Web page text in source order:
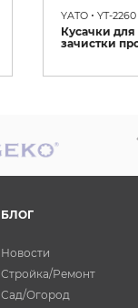
YATO •YT-2260
Кусачки
зачистки
БЛОГ
Новости
Стройка/Ремонт
Сад/Огород